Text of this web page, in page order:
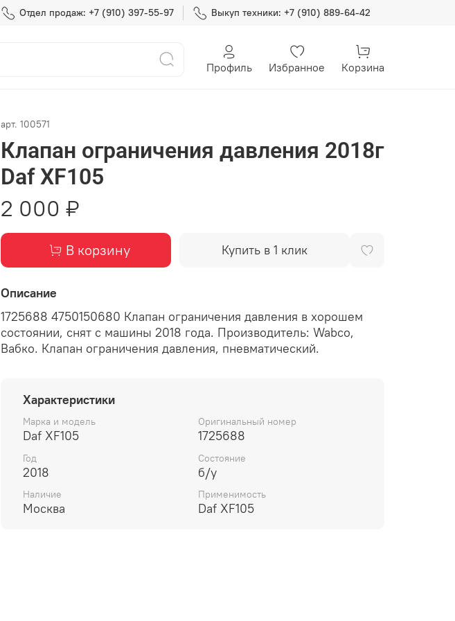
Отдел продаж: +7 (910) 397-55-97 Выкуп техники: +7 (910) 889-64-42
Профиль Избранное Корзина
арт. 100571
Клапан ограничения давления 2018г
Daf XF105
2 000 ₽
В корзину Купить в 1 клик
Описание
1725688 4750150680 Клапан ограничения давления в хорошем
состоянии, снят с машины 2018 года. Производитель: Wabco,
Вабко. Клапан ограничения давления, пневматический.
Характеристики
Марка и модель
Daf XF105
Оригинальный номер
1725688
Год
2018
Состояние
б/у
Наличие
Москва
Применимость
Daf XF105